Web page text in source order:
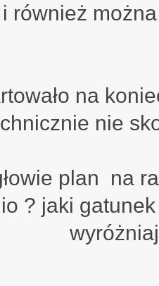
również
na
nie
plan na
? jaki